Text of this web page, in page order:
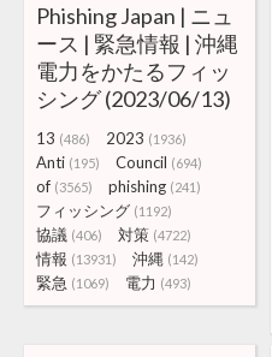
Phishing Japan | ニュ
ース | 緊急情報 | 沖縄
電力をかたるフィッ
シング (2023/06/13)
13 (486) 2023 (1936)
Anti (195) Council (694)
of (3565) phishing (241)
フィッシング (1192)
協議 (406) 対策 (4722)
情報 (13931) 沖縄 (142)
緊急 (1069) 電力 (493)